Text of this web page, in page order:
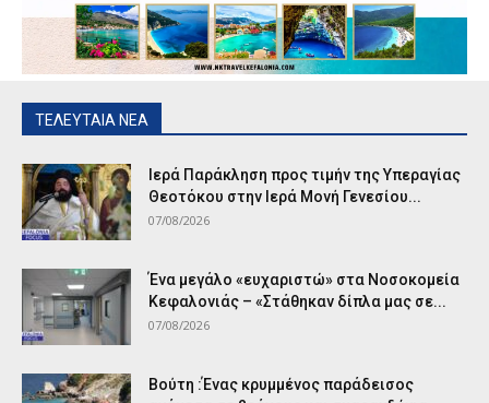
ΤΕΛΕΥΤΑΙΑ ΝΕΑ
Ιερά Παράκληση προς τιμήν της Υπεραγίας
Θεοτόκου στην Ιερά Μονή Γενεσίου...
07/08/2026
Ένα μεγάλο «ευχαριστώ» στα Νοσοκομεία
Κεφαλονιάς – «Στάθηκαν δίπλα μας σε...
07/08/2026
Βούτη :Ένας κρυμμένος παράδεισος